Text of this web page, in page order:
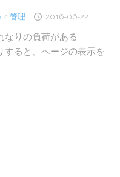
/ 管理 2016-06-22
なりの負荷がある
すると、ページの表示を